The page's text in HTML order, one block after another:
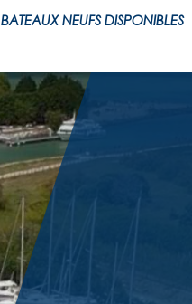
BATEAUX NEUFS DISPONIBLES